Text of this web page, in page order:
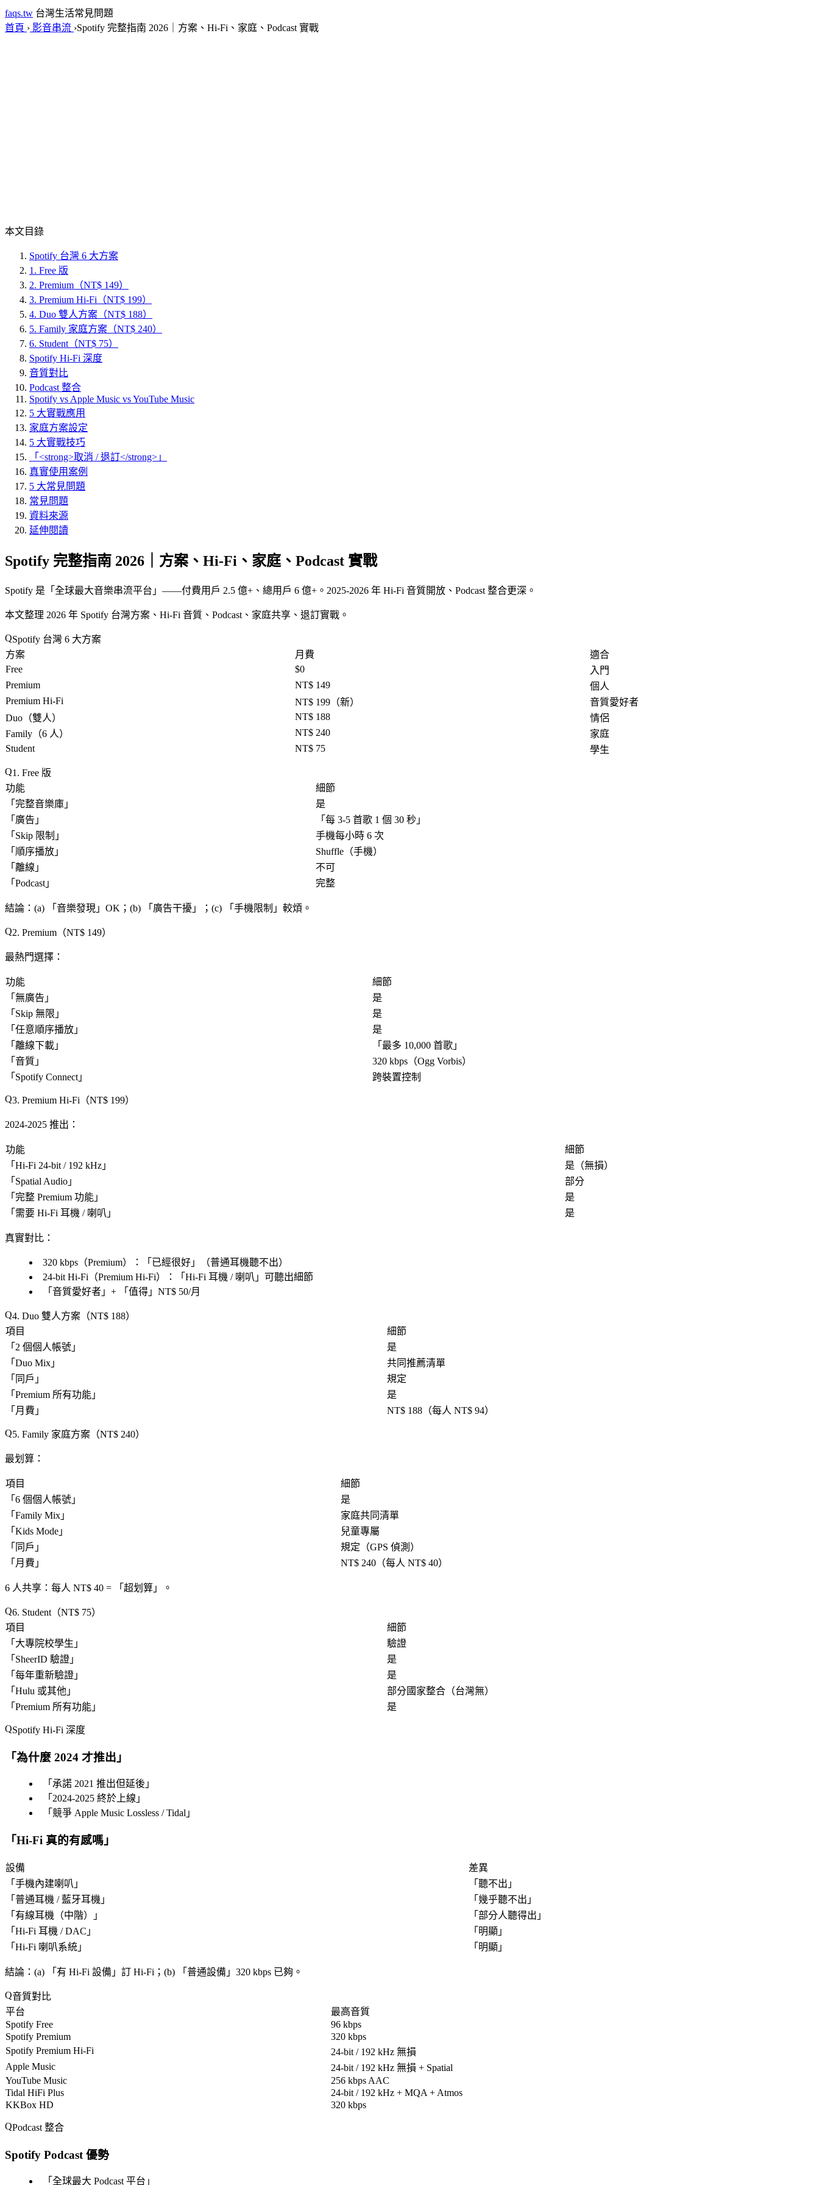
faqs.tw 台灣生活常見問題
首頁 › 影音串流 ›Spotify 完整指南 2026｜方案、Hi-Fi、家庭、Podcast 實戰
本文目錄
Spotify 台灣 6 大方案
1. Free 版
2. Premium（NT$ 149）
3. Premium Hi-Fi（NT$ 199）
4. Duo 雙人方案（NT$ 188）
5. Family 家庭方案（NT$ 240）
6. Student（NT$ 75）
Spotify Hi-Fi 深度
音質對比
Podcast 整合
Spotify vs Apple Music vs YouTube Music
5 大實戰應用
家庭方案設定
5 大實戰技巧
「<strong>取消 / 退訂</strong>」
真實使用案例
5 大常見問題
常見問題
資料來源
延伸閱讀
Spotify 完整指南 2026｜方案、Hi-Fi、家庭、Podcast 實戰
Spotify 是「 全球最大音樂串流平台 」——付費用戶 2.5 億+、總用戶 6 億+。2025-2026 年 Hi-Fi 音質開放、Podcast 整合更深。
本文整理 2026 年 Spotify 台灣方案、Hi-Fi 音質、Podcast、家庭共享、退訂實戰。
Spotify 台灣 6 大方案
方案
月費
適合
Free
$0
入門
Premium
NT$ 149
個人
Premium Hi-Fi
NT$ 199（新）
音質愛好者
Duo（雙人）
NT$ 188
情侶
Family（6 人）
NT$ 240
家庭
Student
NT$ 75 學生
1. Free 版
功能
細節
「 完整音樂庫 」
是
「 廣告 」 「 每 3-5 首歌 1 個 30 秒 」
「 Skip 限制 」
手機每小時 6 次
「 順序播放 」
Shuffle（手機）
「 離線 」
不可
「 Podcast 」 完整
結論 ：(a) 「 音樂發現 」OK；(b) 「 廣告干擾 」；(c) 「 手機限制 」較煩。
2. Premium（NT$ 149）
最熱門選擇 ：
功能
細節
「 無廣告 」
是
「 Skip 無限 」
是
「 任意順序播放 」
是
「 離線下載 」 「 最多 10,000 首歌 」
「 音質 」
320 kbps（Ogg Vorbis）
「 Spotify Connect 」 跨裝置控制
3. Premium Hi-Fi（NT$ 199）
2024-2025 推出 ：
功能
細節
「 Hi-Fi 24-bit / 192 kHz 」
是（無損）
「 Spatial Audio 」
部分
「 完整 Premium 功能 」
是
「 需要 Hi-Fi 耳機 / 喇叭 」 是
真實對比 ：
320 kbps（Premium）：「 已經很好 」（普通耳機聽不出）
24-bit Hi-Fi（Premium Hi-Fi）：「 Hi-Fi 耳機 / 喇叭 」可聽出細節
「 音質愛好者 」+ 「 值得 」NT$ 50/月
4. Duo 雙人方案（NT$ 188）
項目
細節
「 2 個個人帳號 」
是
「 Duo Mix 」
共同推薦清單
「 同戶 」
規定
「 Premium 所有功能 」
是
「 月費 」 NT$ 188（每人 NT$ 94）
5. Family 家庭方案（NT$ 240）
最划算 ：
項目
細節
「 6 個個人帳號 」
是
「 Family Mix 」
家庭共同清單
「 Kids Mode 」
兒童專屬
「 同戶 」
規定（GPS 偵測）
「 月費 」 NT$ 240（每人 NT$ 40）
6 人共享 ：每人 NT$ 40 = 「 超划算 」。
6. Student（NT$ 75）
項目
細節
「 大專院校學生 」
驗證
「 SheerID 驗證 」
是
「 每年重新驗證 」
是
「 Hulu 或其他 」
部分國家整合（台灣無）
「 Premium 所有功能 」 是
Spotify Hi-Fi 深度
「為什麼 2024 才推出 」
「 承諾 2021 推出但延後 」
「 2024-2025 終於上線 」
「 競爭 Apple Music Lossless / Tidal 」
「Hi-Fi 真的有感嗎 」
設備
差異
「 手機內建喇叭 」 「 聽不出 」
「 普通耳機 / 藍牙耳機 」 「 幾乎聽不出 」
「 有線耳機（中階） 」 「 部分人聽得出 」
「 Hi-Fi 耳機 / DAC 」 「 明顯 」
「 Hi-Fi 喇叭系統 」 「 明顯 」
結論 ：(a) 「 有 Hi-Fi 設備 」訂 Hi-Fi；(b) 「 普通設備 」320 kbps 已夠。
音質對比
平台
最高音質
Spotify Free
96 kbps
Spotify Premium
320 kbps
Spotify Premium Hi-Fi
24-bit / 192 kHz 無損
Apple Music
24-bit / 192 kHz 無損 + Spatial
YouTube Music
256 kbps AAC
Tidal HiFi Plus
24-bit / 192 kHz + MQA + Atmos
KKBox HD
320 kbps
Podcast 整合
Spotify Podcast 優勢
「 全球最大 Podcast 平台 」